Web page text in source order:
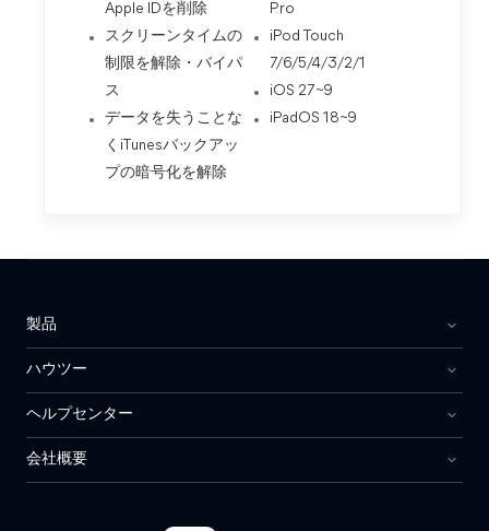
Apple IDを削除
スクリーンタイムの
制限を解除・バイパ
ス
データを失うことな
くiTunesバックアッ
プの暗号化を解除
Pro
iPod Touch
7/6/5/4/3/2/1
iOS 27~9
iPadOS 18~9
製品
ハウツー
ヘルプセンター
会社概要